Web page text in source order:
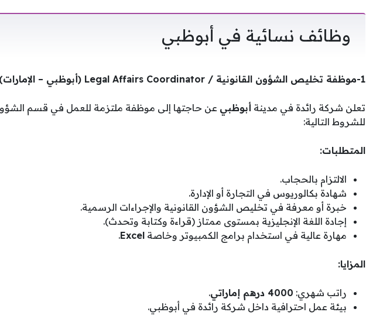
وظائف نسائية في أبوظبي
1-موظفة تخليص الشؤون القانونية / Legal Affairs Coordinator (أبوظبي – الإمارات)
تعلن شركة رائدة في مدينة أبوظبي عن حاجتها إلى موظفة ملتزمة للعمل في قسم الشؤون
للشروط التالية:
المتطلبات:
الالتزام بالحجاب.
شهادة بكالوريوس في التجارة أو الإدارة.
خبرة أو معرفة في تخليص الشؤون القانونية والإجراءات الرسمية.
إجادة اللغة الإنجليزية بمستوى ممتاز (قراءة وكتابة وتحدث).
مهارة عالية في استخدام برامج الكمبيوتر وخاصة Excel
.
المزايا:
راتب شهري: 4000 درهم إماراتي
.
بيئة عمل احترافية داخل شركة رائدة في أبوظبي.